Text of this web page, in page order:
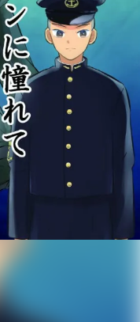
ス・起業
くり・地域活性化